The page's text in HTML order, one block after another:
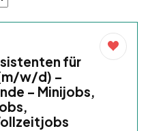
für
w/d) –
– Minijobs,